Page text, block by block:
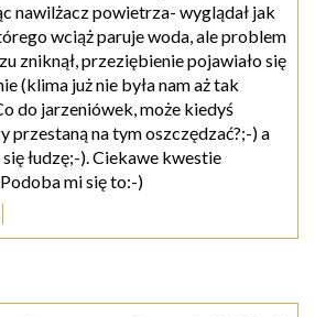
nawilżacz powietrza- wyglądał jak
wciąż paruje woda, ale problem
zniknął, przeziębienie pojawiało się
(klima już nie była nam aż tak
do jarzeniówek, może kiedyś
przestaną na tym oszczędzać?;-) a
łudzę;-). Ciekawe kwestie
mi się to:-)